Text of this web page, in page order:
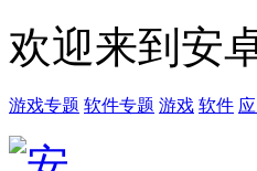
欢迎来到安
游戏专题 软件专题 游戏 软件